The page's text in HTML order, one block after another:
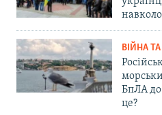
ВІЙНА
БпЛА до
це?